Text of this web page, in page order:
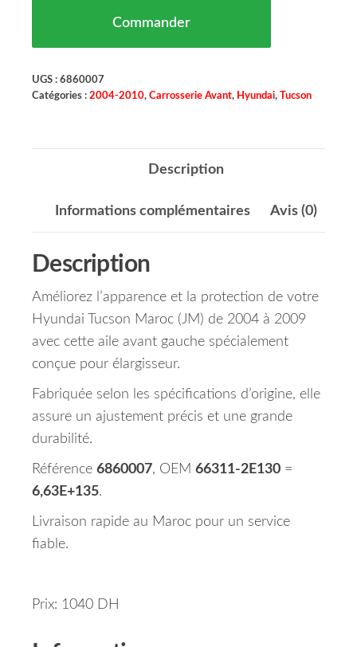
Commander
UGS : 6860007
Catégories : 2004-2010, Carrosserie Avant, Hyundai, Tucson
Description
Informations complémentaires Avis (0)
Description
Améliorez l’apparence et la protection de votre
Hyundai Tucson Maroc (JM) de 2004 à 2009
avec cette aile avant gauche spécialement
conçue pour élargisseur.
Fabriquée selon les spécifications d’origine, elle
assure un ajustement précis et une grande
durabilité.
Référence 6860007, OEM 66311-2E130 =
6,63E+135.
Livraison rapide au Maroc pour un service
fiable.
Prix: 1040 DH